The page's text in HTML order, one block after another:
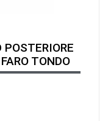
POSTERIORE
TONDO